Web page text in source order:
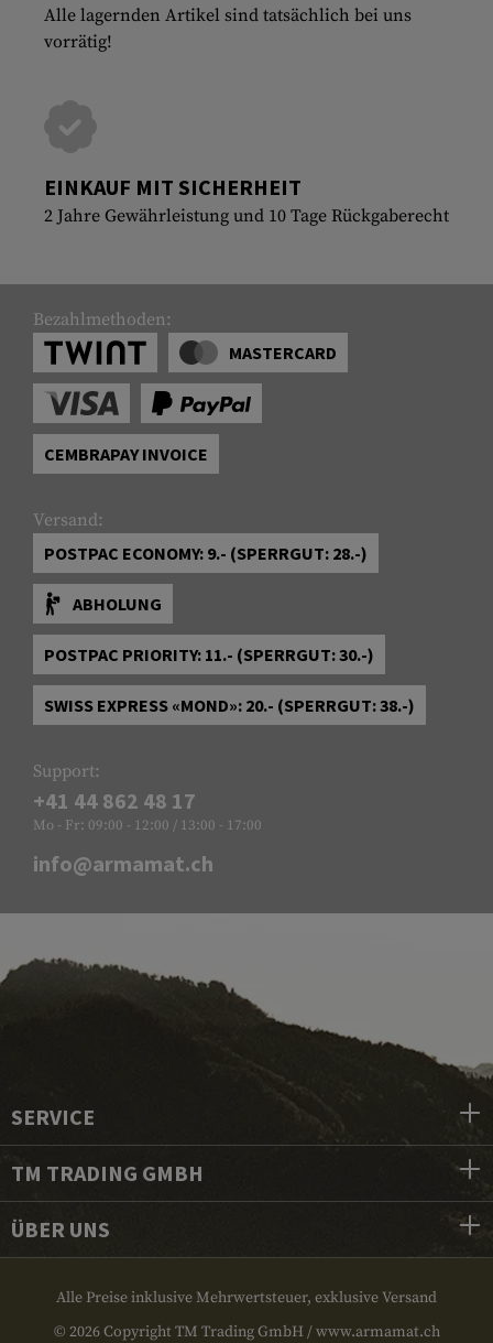
Alle lagernden Artikel sind tatsächlich bei uns
vorrätig!
EINKAUF MIT SICHERHEIT
2 Jahre Gewährleistung und 10 Tage Rückgaberecht
Bezahlmethoden:
MASTERCARD
CEMBRAPAY INVOICE
Versand:
POSTPAC ECONOMY: 9.- (SPERRGUT: 28.-)
ABHOLUNG
POSTPAC PRIORITY: 11.- (SPERRGUT: 30.-)
SWISS EXPRESS «MOND»: 20.- (SPERRGUT: 38.-)
Support:
+41 44 862 48 17
Mo - Fr: 09:00 - 12:00 / 13:00 - 17:00
info@armamat.ch
SERVICE
TM TRADING GMBH
ÜBER UNS
Alle Preise inklusive Mehrwertsteuer, exklusive Versand
© 2026 Copyright TM Trading GmbH / www.armamat.ch